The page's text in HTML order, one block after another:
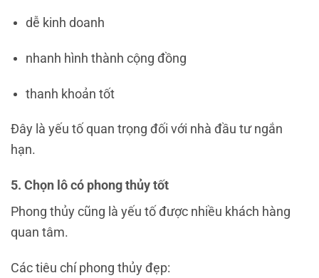
dễ kinh doanh
nhanh hình thành cộng đồng
thanh khoản tốt
Đây là yếu tố quan trọng đối với nhà đầu tư ngắn
hạn.
5. Chọn lô có phong thủy tốt
Phong thủy cũng là yếu tố được nhiều khách hàng
quan tâm.
Các tiêu chí phong thủy đẹp: